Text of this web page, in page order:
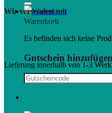
Warenkorb
Es befinden sich keine
Gutschein hinzufügen
Wir versenden mit
Lieferung innerhalb von 1-3